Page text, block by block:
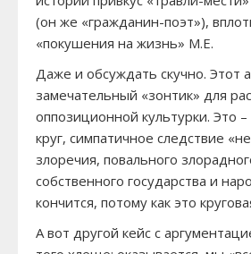
(он же «гражданин-поэт»),
«покушения на жизнь» М.Е.
Даже и обсуждать скучно. Этот
замечательный «зонтик» для
оппозиционной культурки. Это
круг, симпатичное следствие
злоречия, повального
собственного государства и
кончится, потому как это
А вот другой кейс с